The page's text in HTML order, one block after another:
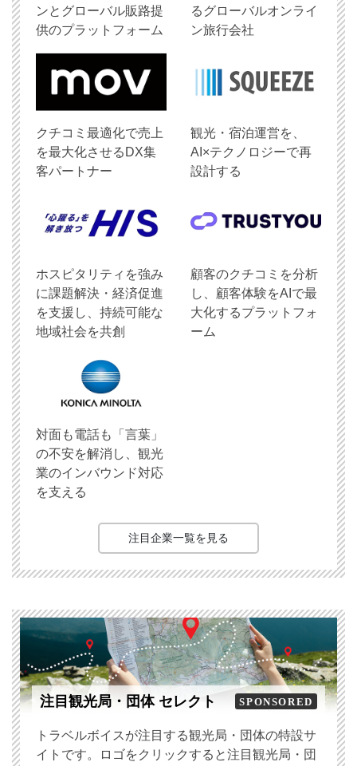
ンとグローバル販路提
供のプラットフォーム
るグローバルオンライ
ン旅行会社
クチコミ最適化で売上
を最大化させるDX集
客パートナー
観光・宿泊運営を、
AI×テクノロジーで再
設計する
ホスピタリティを強み
に課題解決・経済促進
を支援し、持続可能な
地域社会を共創
顧客のクチコミを分析
し、顧客体験をAIで最
大化するプラットフォ
ーム
対面も電話も「言葉」
の不安を解消し、観光
業のインバウンド対応
を支える
注目企業一覧を見る
注目観光局・団体 セレクト SPONSORED
トラベルボイスが注目する観光局・団体の特設サ
イトです。ロゴをクリックすると注目観光局・団